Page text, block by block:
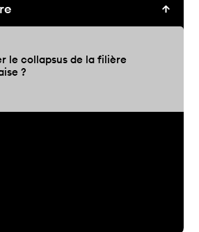
le collapsus de la filière
?